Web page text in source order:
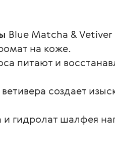
Blue Matcha & Vetiver
на коже.
питают и
создает
и гидролат шалфея